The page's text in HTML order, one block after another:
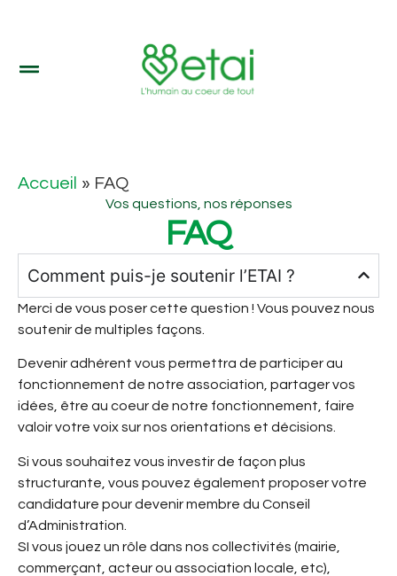
Accueil » FAQ
Vos questions, nos réponses
FAQ
Comment puis-je soutenir l’ETAI ?
Merci de vous poser cette question ! Vous pouvez nous
soutenir de multiples façons.
Devenir adhérent vous permettra de participer au
fonctionnement de notre association, partager vos
idées, être au coeur de notre fonctionnement, faire
valoir votre voix sur nos orientations et décisions.
Si vous souhaitez vous investir de façon plus
structurante, vous pouvez également proposer votre
candidature pour devenir membre du Conseil
d’Administration.
SI vous jouez un rôle dans nos collectivités (mairie,
commerçant, acteur ou association locale, etc),